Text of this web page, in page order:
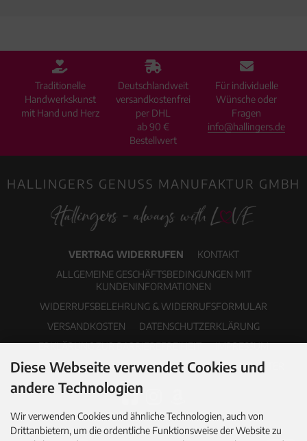
Traditionelle
Handwerkskunst
mit Hand und Herz
Deutschlandweit
versandkostenfrei
per DHL
ab 90 €
Bestellwert
Für individuelle
Wünsche oder
Fragen
info@hallingers.de
HALLINGERS GENUSS MANUFAKTUR GMBH
VERTRAG WIDERRUFEN
KONTAKT
ALLGEMEINE GESCHÄFTSBEDINGUNGEN MIT
KUNDENINFORMATIONEN
WIDERRUFSBELEHRUNG & WIDERRUFSFORMULAR
VERSANDKOSTEN
DATENSCHUTZERKLÄRUNG
ERKLÄRUNG ZUR BARRIEREFREIHEIT
IMPRESSUM
COOKIE EINSTELLUNGEN
PDF-KATALOG NEWSLETTER
Diese Webseite verwendet Cookies und
andere Technologien
Wir verwenden Cookies und ähnliche Technologien, auch von
Drittanbietern, um die ordentliche Funktionsweise der Website zu